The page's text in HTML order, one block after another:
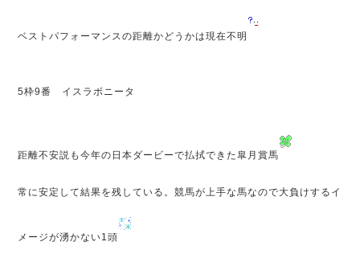
ベストパフォーマンスの距離かどうかは現在不明
5枠9番 イスラボニータ
距離不安説も今年の日本ダービーで払拭できた皐月賞馬
常に安定して結果を残している。競馬が上手な馬なので大負けするイ
メージが湧かない1頭